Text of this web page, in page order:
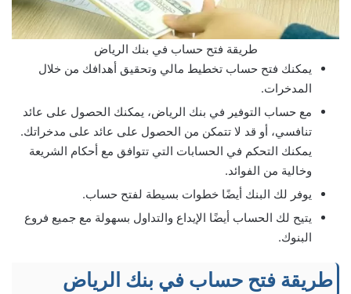
طريقة فتح حساب في بنك الرياض
يمكنك فتح حساب تخطيط مالي وتحقيق أهدافك من خلال
المدخرات.
مع حساب التوفير في بنك الرياض، يمكنك الحصول على عائد
تنافسي، أو قد لا تتمكن من الحصول على عائد على مدخراتك.
يمكنك التحكم في الحسابات التي تتوافق مع أحكام الشريعة
وخالية من الفوائد.
يوفر لك البنك أيضًا خطوات بسيطة لفتح حساب.
يتيح لك الحساب أيضًا الإيداع والتداول بسهولة مع جميع فروع
البنوك.
طريقة فتح حساب في بنك الرياض